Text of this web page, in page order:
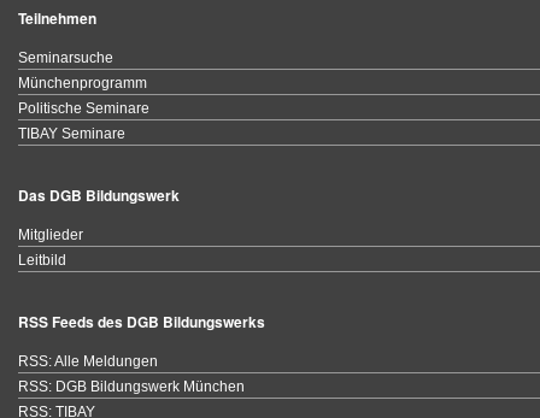
Teilnehmen
Seminarsuche
Münchenprogramm
Politische Seminare
TIBAY Seminare
Das DGB Bildungswerk
Mitglieder
Leitbild
RSS Feeds des DGB Bildungswerks
RSS: Alle Meldungen
RSS: DGB Bildungswerk München
RSS: TIBAY